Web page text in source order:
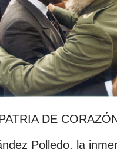
DE
Polledo, la